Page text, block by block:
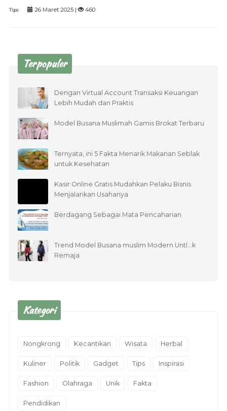
Tips 26 Maret 2025 | 460
Terpopuler
Dengan Virtual Account Transaksi Keuangan
Lebih Mudah dan Praktis
Model Busana Muslimah Gamis Brokat Terbaru
Ternyata, ini 5 Fakta Menarik Makanan Seblak
untuk Kesehatan
Kasir Online Gratis Mudahkan Pelaku Bisnis
Menjalankan Usahanya
Berdagang Sebagai Mata Pencaharian
Trend Model Busana muslim Modern UntÏ…k
Remaja
Kategori
Nongkrong Kecantikan Wisata Herbal
Kuliner Politik Gadget Tips Inspirasi
Fashion Olahraga Unik Fakta
Pendidikan